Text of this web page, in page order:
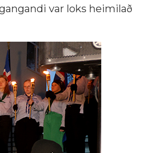
var loks heimilað